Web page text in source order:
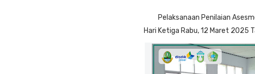
Pelaksanaan Penilaian
Hari Ketiga Rabu, 12 Maret 2025